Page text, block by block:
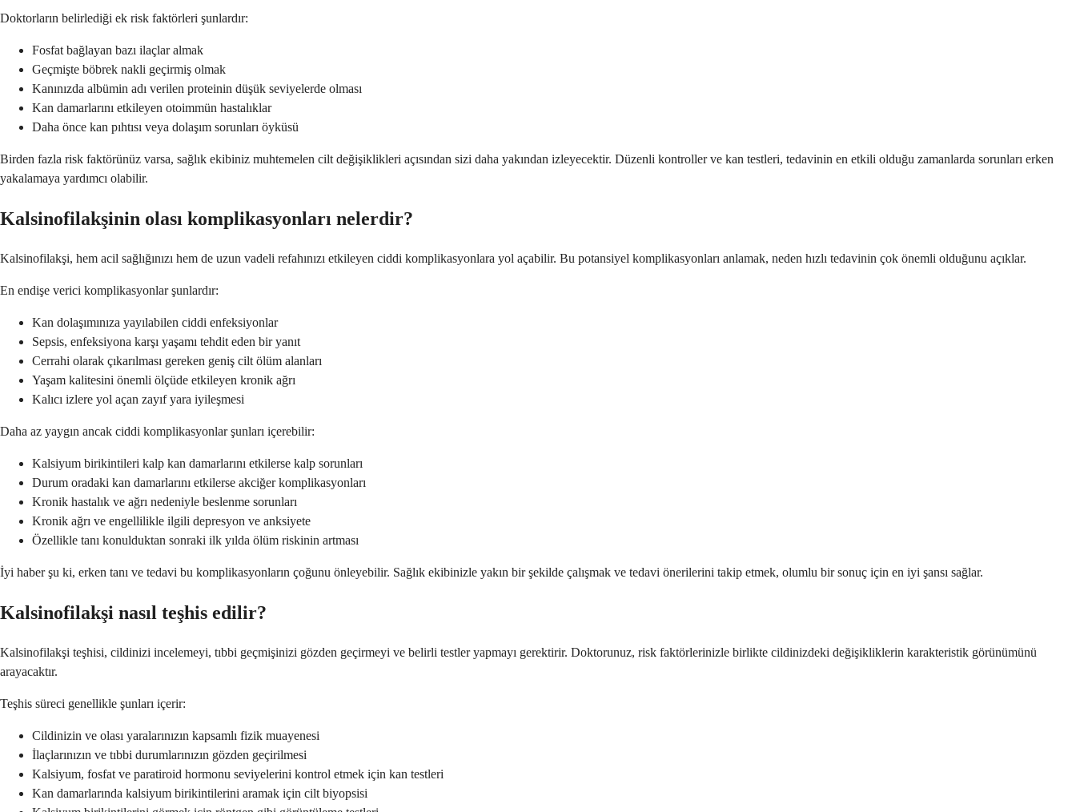
Doktorların belirlediği ek risk faktörleri şunlardır:
Fosfat bağlayan bazı ilaçlar almak
Geçmişte böbrek nakli geçirmiş olmak
Kanınızda albümin adı verilen proteinin düşük seviyelerde olması
Kan damarlarını etkileyen otoimmün hastalıklar
Daha önce kan pıhtısı veya dolaşım sorunları öyküsü
Birden fazla risk faktörünüz varsa, sağlık ekibiniz muhtemelen cilt değişiklikleri açısından sizi daha yakından izleyecektir. Düzenli kontroller ve kan testleri, tedavinin en etkili olduğu zamanlarda sorunları erken
yakalamaya yardımcı olabilir.
Kalsinofilakşinin olası komplikasyonları nelerdir?
Kalsinofilakşi, hem acil sağlığınızı hem de uzun vadeli refahınızı etkileyen ciddi komplikasyonlara yol açabilir. Bu potansiyel komplikasyonları anlamak, neden hızlı tedavinin çok önemli olduğunu açıklar.
En endişe verici komplikasyonlar şunlardır:
Kan dolaşımınıza yayılabilen ciddi enfeksiyonlar
Sepsis, enfeksiyona karşı yaşamı tehdit eden bir yanıt
Cerrahi olarak çıkarılması gereken geniş cilt ölüm alanları
Yaşam kalitesini önemli ölçüde etkileyen kronik ağrı
Kalıcı izlere yol açan zayıf yara iyileşmesi
Daha az yaygın ancak ciddi komplikasyonlar şunları içerebilir:
Kalsiyum birikintileri kalp kan damarlarını etkilerse kalp sorunları
Durum oradaki kan damarlarını etkilerse akciğer komplikasyonları
Kronik hastalık ve ağrı nedeniyle beslenme sorunları
Kronik ağrı ve engellilikle ilgili depresyon ve anksiyete
Özellikle tanı konulduktan sonraki ilk yılda ölüm riskinin artması
İyi haber şu ki, erken tanı ve tedavi bu komplikasyonların çoğunu önleyebilir. Sağlık ekibinizle yakın bir şekilde çalışmak ve tedavi önerilerini takip etmek, olumlu bir sonuç için en iyi şansı sağlar.
Kalsinofilakşi nasıl teşhis edilir?
Kalsinofilakşi teşhisi, cildinizi incelemeyi, tıbbi geçmişinizi gözden geçirmeyi ve belirli testler yapmayı gerektirir. Doktorunuz, risk faktörlerinizle birlikte cildinizdeki değişikliklerin karakteristik görünümünü
arayacaktır.
Teşhis süreci genellikle şunları içerir:
Cildinizin ve olası yaralarınızın kapsamlı fizik muayenesi
İlaçlarınızın ve tıbbi durumlarınızın gözden geçirilmesi
Kalsiyum, fosfat ve paratiroid hormonu seviyelerini kontrol etmek için kan testleri
Kan damarlarında kalsiyum birikintilerini aramak için cilt biyopsisi